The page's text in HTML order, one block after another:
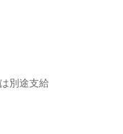
別途支給